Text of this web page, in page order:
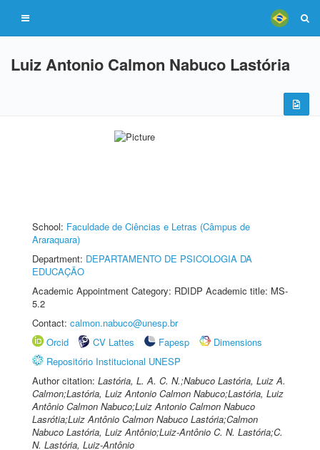
Luiz Antonio Calmon Nabuco Lastória
School: Faculdade de Ciências e Letras (Câmpus de
Araraquara)
Department: DEPARTAMENTO DE PSICOLOGIA DA
EDUCAÇÃO
Academic Appointment Category: RDIDP Academic title: MS-
5.2
Contact: calmon.nabuco@unesp.br
Orcid
CV Lattes Fapesp
Dimensions
Repositório Institucional UNESP
Author citation: Lastória, L. A. C. N.;Nabuco Lastória, Luiz A.
Calmon;Lastória, Luiz Antonio Calmon Nabuco;Lastória, Luiz
Antônio Calmon Nabuco;Luiz Antonio Calmon Nabuco
Lasrótia;Luiz Antônio Calmon Nabuco Lastória;Calmon
Nabuco Lastória, Luiz Antônio;Luiz-Antônio C. N. Lastória;C.
N. Lastória, Luiz-Antônio